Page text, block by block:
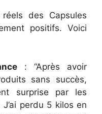
des Capsules
positifs. Voici
: “Après avoir
sans succès,
surprise par les
perdu 5 kilos en